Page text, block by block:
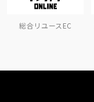
総合リユースEC